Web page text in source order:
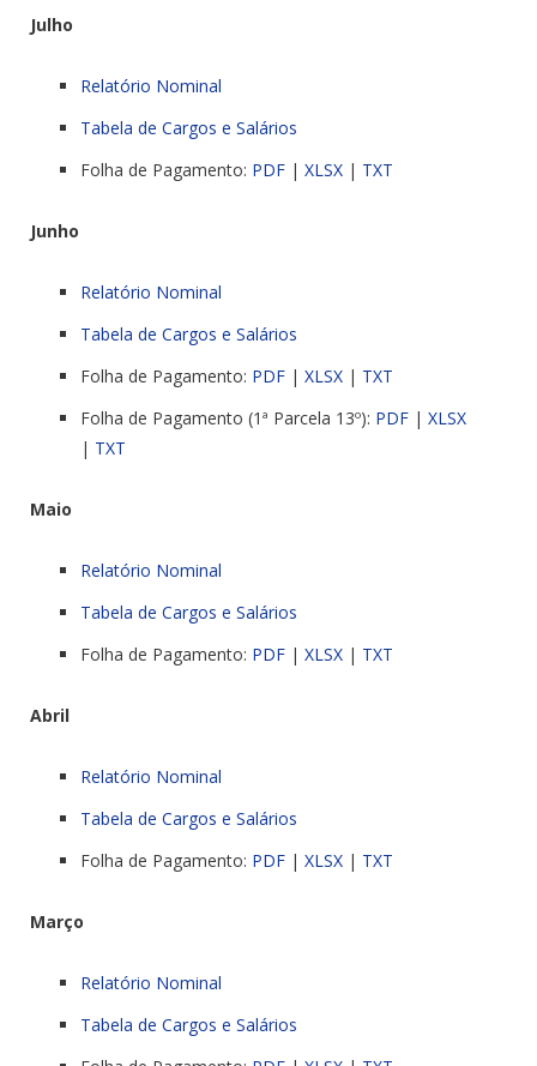
Julho
Relatório Nominal
Tabela de Cargos e Salários
Folha de Pagamento: PDF | XLSX | TXT
Junho
Relatório Nominal
Tabela de Cargos e Salários
Folha de Pagamento: PDF | XLSX | TXT
Folha de Pagamento (1ª Parcela 13º): PDF | XLSX
| TXT
Maio
Relatório Nominal
Tabela de Cargos e Salários
Folha de Pagamento: PDF | XLSX | TXT
Abril
Relatório Nominal
Tabela de Cargos e Salários
Folha de Pagamento: PDF | XLSX | TXT
Março
Relatório Nominal
Tabela de Cargos e Salários